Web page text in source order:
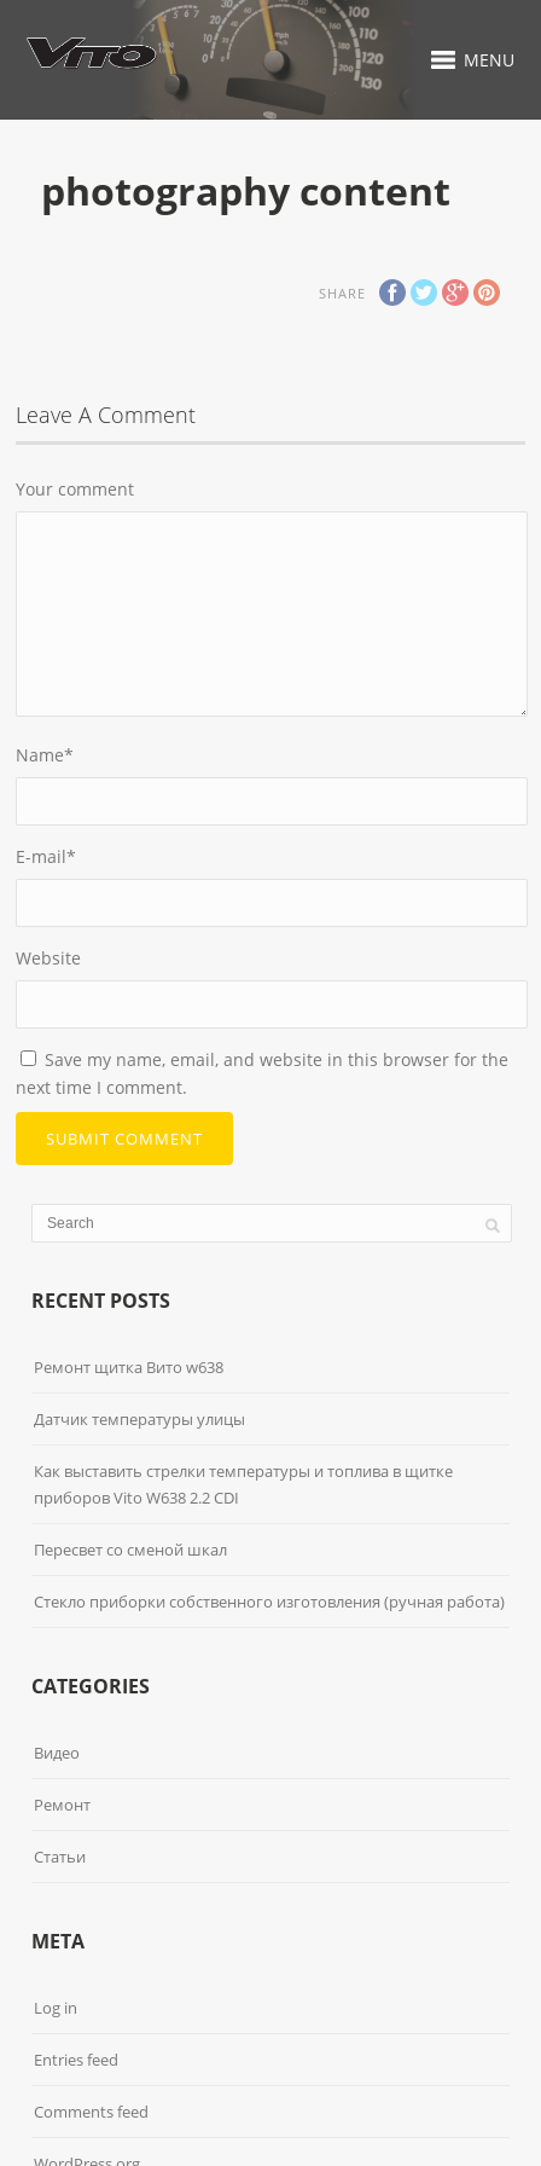
MENU
photography content
SHARE
Leave A Comment
Your comment
Name*
E-mail*
Website
Save my name, email, and website in this browser for the
next time I comment.
RECENT POSTS
Ремонт щитка Вито w638
Датчик температуры улицы
Как выставить стрелки температуры и топлива в щитке
приборов Vito W638 2.2 CDI
Пересвет со сменой шкал
Стекло приборки собственного изготовления (ручная работа)
CATEGORIES
Видео
Ремонт
Статьи
META
Log in
Entries feed
Comments feed